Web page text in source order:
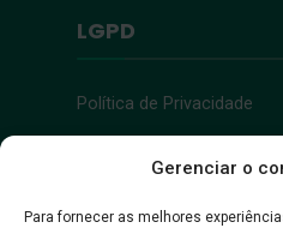
Gerenciar o
Para fornecer as melhores
LGPD
Política de Privacidade
Acessibilidade